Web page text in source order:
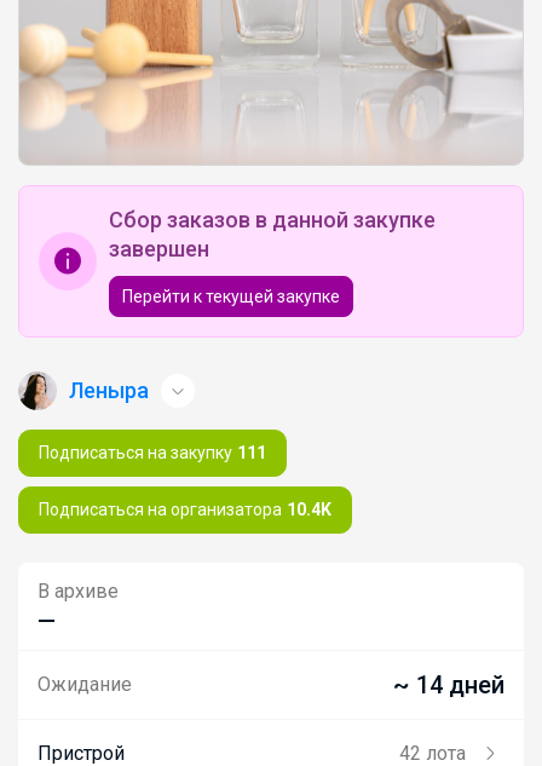
Сбор заказов в данной закупке
завершен
Перейти к текущей закупке
Леныра
Подписаться на закупку 111
Подписаться на организатора 10.4K
В архиве
—
Ожидание ~ 14 дней
Пристрой 42 лота